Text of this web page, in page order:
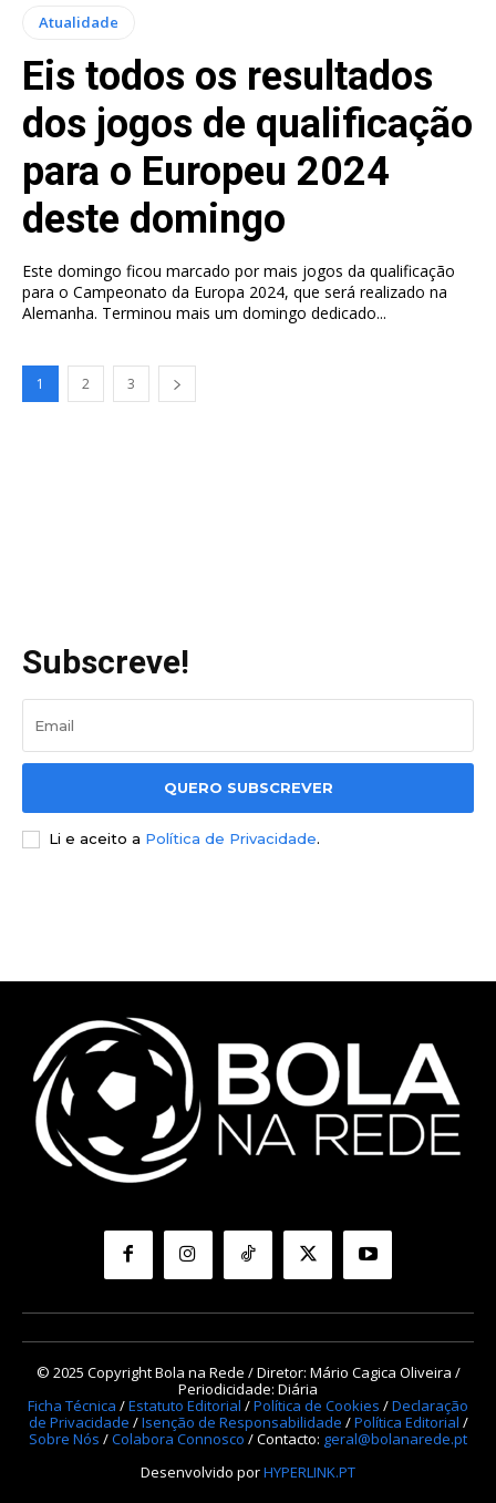
Atualidade
Eis todos os resultados
dos jogos de qualificação
para o Europeu 2024
deste domingo
Este domingo ficou marcado por mais jogos da qualificação
para o Campeonato da Europa 2024, que será realizado na
Alemanha. Terminou mais um domingo dedicado...
1 2 3
Subscreve!
QUERO SUBSCREVER
Li e aceito a Política de Privacidade.
© 2025 Copyright Bola na Rede / Diretor: Mário Cagica Oliveira /
Periodicidade: Diária
Ficha Técnica /Estatuto Editorial /Política de Cookies /Declaração
de Privacidade /Isenção de Responsabilidade /Política Editorial /
Sobre Nós /Colabora Connosco / Contacto: geral@bolanarede.pt
Desenvolvido porHYPERLINK.PT